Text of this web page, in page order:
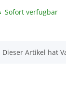
Sofort verfügbar
x
Dieser Artikel hat